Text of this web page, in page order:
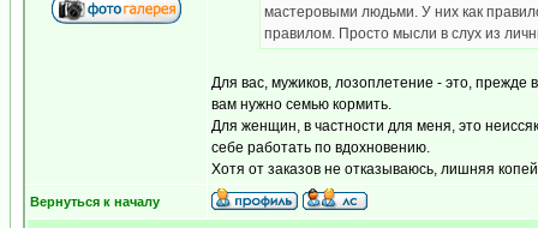
мастеровыми людьми. У них как
правилом. Просто мысли в слух из
Для вас, мужиков, лозоплетение - это, прежде
вам нужно семью кормить.
Для женщин, в частности для меня, это
себе работать по вдохновению.
Хотя от заказов не отказываюсь, лишняя
Вернуться к началу